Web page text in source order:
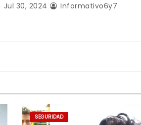
Jul 30, 2024 Informativo6y7
SEGURIDAD